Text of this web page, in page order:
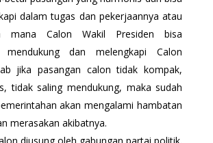
dalam tugas dan pekerjaannya atau
mana Calon Wakil Presiden bisa
mendukung dan melengkapi Calon
jika pasangan calon tidak kompak,
tidak saling mendukung, maka sudah
akan mengalami hambatan
merasakan akibatnya.